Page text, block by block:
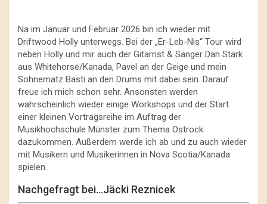
Na im Januar und Februar 2026 bin ich wieder mit
Driftwood Holly unterwegs. Bei der „Er-Leb-Nis“ Tour wird
neben Holly und mir auch der Gitarrist & Sänger Dan Stark
aus Whitehorse/Kanada, Pavel an der Geige und mein
Sohnematz Basti an den Drums mit dabei sein. Darauf
freue ich mich schon sehr. Ansonsten werden
wahrscheinlich wieder einige Workshops und der Start
einer kleinen Vortragsreihe im Auftrag der
Musikhochschule Münster zum Thema Ostrock
dazukommen. Außerdem werde ich ab und zu auch wieder
mit Musikern und Musikerinnen in Nova Scotia/Kanada
spielen.
Nachgefragt bei…Jäcki Reznicek